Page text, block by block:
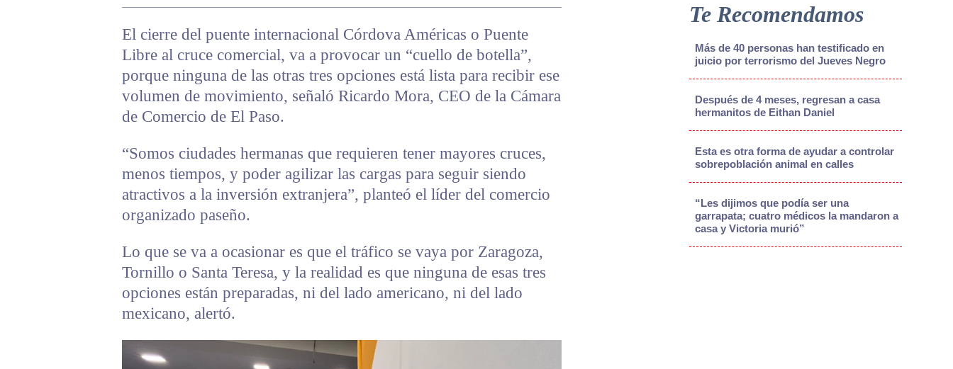
El cierre del puente internacional Córdova Américas o Puente
Libre al cruce comercial, va a provocar un “cuello de botella”,
porque ninguna de las otras tres opciones está lista para recibir ese
volumen de movimiento, señaló Ricardo Mora, CEO de la Cámara
de Comercio de El Paso.
“Somos ciudades hermanas que requieren tener mayores cruces,
menos tiempos, y poder agilizar las cargas para seguir siendo
atractivos a la inversión extranjera”, planteó el líder del comercio
organizado paseño.
Lo que se va a ocasionar es que el tráfico se vaya por Zaragoza,
Tornillo o Santa Teresa, y la realidad es que ninguna de esas tres
opciones están preparadas, ni del lado americano, ni del lado
mexicano, alertó.
Te Recomendamos
Más de 40 personas han testificado en
juicio por terrorismo del Jueves Negro
Después de 4 meses, regresan a casa
hermanitos de Eithan Daniel
Esta es otra forma de ayudar a controlar
sobrepoblación animal en calles
“Les dijimos que podía ser una
garrapata; cuatro médicos la mandaron a
casa y Victoria murió”